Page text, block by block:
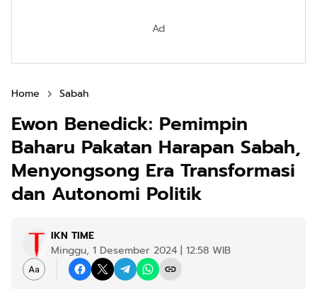
Ad
Home Sabah
Ewon Benedick: Pemimpin
Baharu Pakatan Harapan Sabah,
Menyongsong Era Transformasi
dan Autonomi Politik
IKN TIME
Minggu, 1 Desember 2024 | 12:58 WIB